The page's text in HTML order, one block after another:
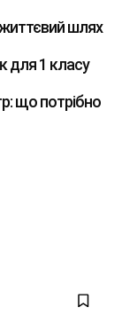
життєвий шлях
для 1 класу
що потрібно